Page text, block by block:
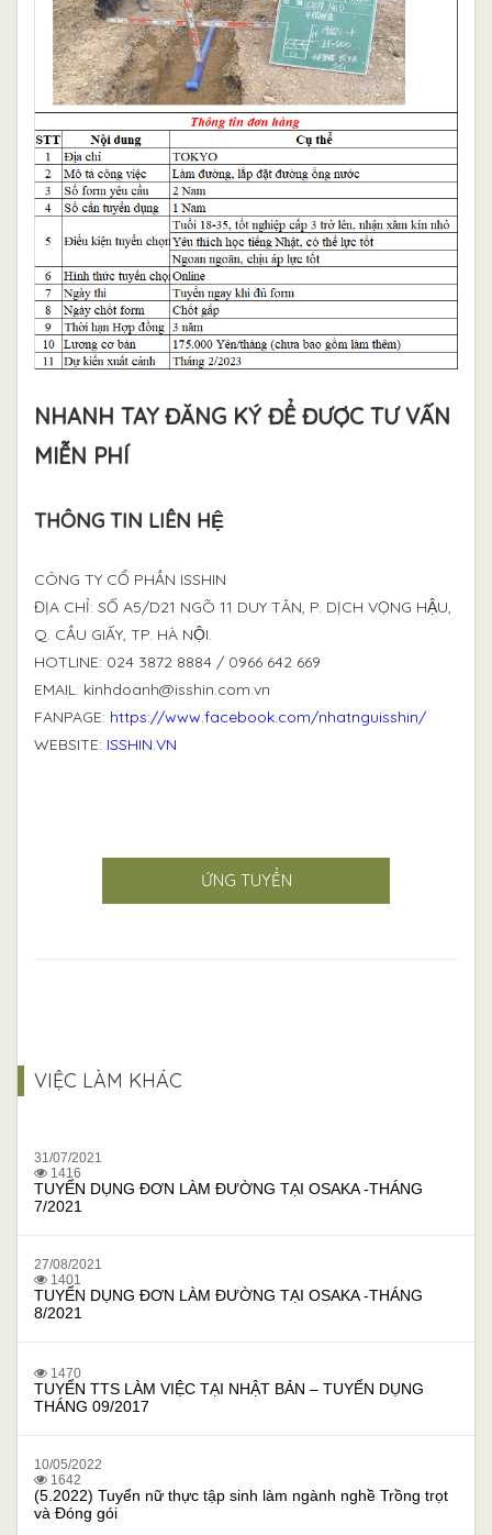
NHANH TAY ĐĂNG KÝ ĐỂ ĐƯỢC TƯ VẤN
MIỄN PHÍ
THÔNG TIN LIÊN HỆ
CÔNG TY CỔ PHẦN ISSHIN
ĐỊA CHỈ: SỐ A5/D21 NGÕ 11 DUY TÂN, P. DỊCH VỌNG HẬU,
Q. CẦU GIẤY, TP. HÀ NỘI.
HOTLINE: 024 3872 8884 / 0966 642 669
EMAIL: kinhdoanh@isshin.com.vn
FANPAGE: https://www.facebook.com/nhatnguisshin/
WEBSITE: ISSHIN.VN
ỨNG TUYỂN
VIỆC LÀM KHÁC
31/07/2021
1416
TUYỂN DỤNG ĐƠN LÀM ĐƯỜNG TẠI OSAKA -THÁNG
7/2021
27/08/2021
1401
TUYỂN DỤNG ĐƠN LÀM ĐƯỜNG TẠI OSAKA -THÁNG
8/2021
1470
TUYỂN TTS LÀM VIỆC TẠI NHẬT BẢN – TUYỂN DỤNG
THÁNG 09/2017
10/05/2022
1642
(5.2022) Tuyển nữ thực tập sinh làm ngành nghề Trồng trọt
và Đóng gói